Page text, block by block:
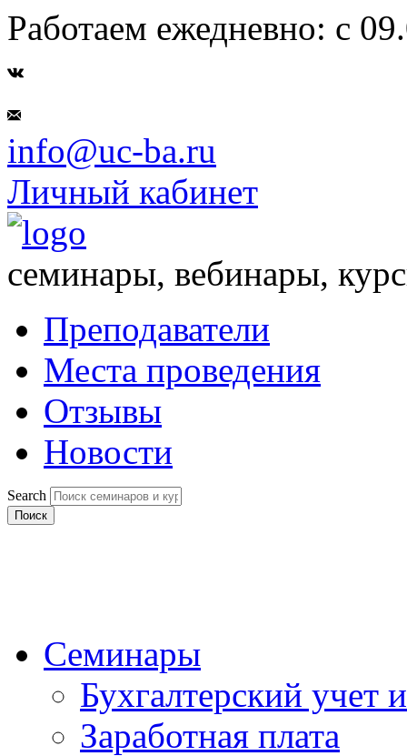
Работаем ежедневно: с
info@uc-ba.ru
Личный кабинет
семинары, вебинары,
Преподаватели
Места проведения
Отзывы
Новости
Search
Поиск
Семинары
Бухгалтерский учет
Заработная плата